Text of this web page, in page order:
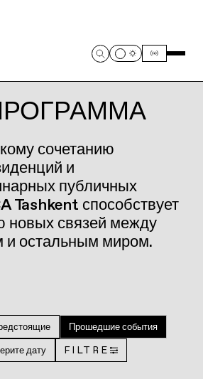
сочетанию
и
публичных
Tashkent способствует
новых связей между
и остальным миром.
Прошедшие события
дату FILTRE